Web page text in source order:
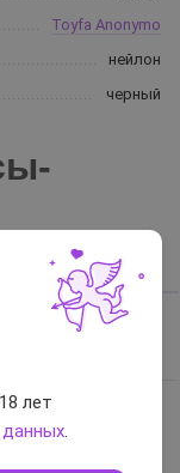
Toyfa Anonymo
нейлон
черный
лет
.